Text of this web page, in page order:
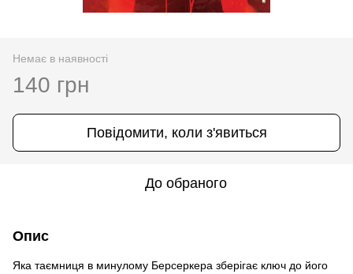
Немає в наявності
140 грн
Повідомити, коли з'явиться
До обраного
Опис
Яка таємниця в минулому Берсеркера зберігає ключ до його